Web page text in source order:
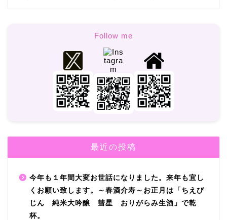
Follow me
最近の投稿
今年も１年間大変お世話になりました。来年も宜し
くお願い致します。～春酒介寿～お正月は「ちえび
じん 純米大吟醸 彗星 おりがらみ生酒」で乾
杯。